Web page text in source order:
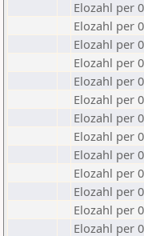
Elozahl per
Elozahl per
Elozahl per
Elozahl per
Elozahl per
Elozahl per
Elozahl per
Elozahl per
Elozahl per
Elozahl per
Elozahl per
Elozahl per
Elozahl per